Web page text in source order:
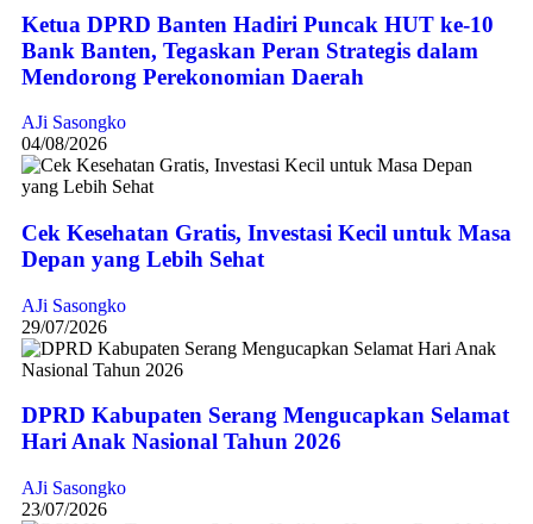
Ketua DPRD Banten Hadiri Puncak HUT ke-10
Bank Banten, Tegaskan Peran Strategis dalam
Mendorong Perekonomian Daerah
AJi Sasongko
04/08/2026
Cek Kesehatan Gratis, Investasi Kecil untuk Masa
Depan yang Lebih Sehat
AJi Sasongko
29/07/2026
DPRD Kabupaten Serang Mengucapkan Selamat
Hari Anak Nasional Tahun 2026
AJi Sasongko
23/07/2026